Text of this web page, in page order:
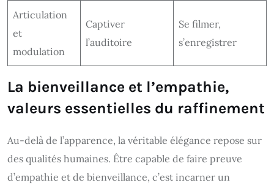
Articulation
et
modulation
Captiver
l’auditoire
Se filmer,
s’enregistrer
La bienveillance et l’empathie,
valeurs essentielles du raffinement
Au-delà de l’apparence, la véritable élégance repose sur
des qualités humaines. Être capable de faire preuve
d’empathie et de bienveillance, c’est incarner un